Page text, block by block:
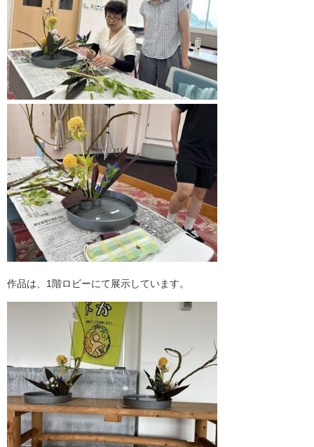
作品は、1階ロビーにて展示しています。